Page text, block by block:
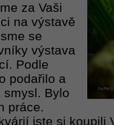
za Vaši
na výstavě
se
výstava
Podle
podařilo a
smysl. Bylo
práce.
jste si koupili